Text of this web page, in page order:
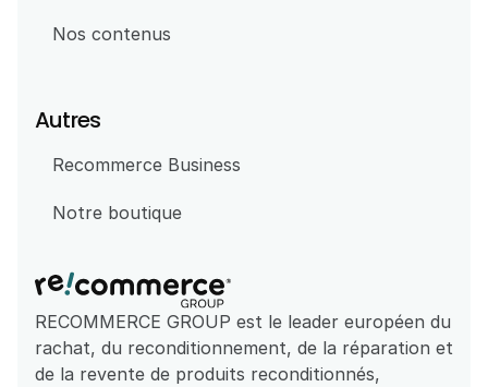
RECOMMERCE GROUP est le leader européen du
rachat, du reconditionnement, de la réparation et
de la revente de produits reconditionnés,
Nos contenus
Autres
Recommerce Business
Notre boutique